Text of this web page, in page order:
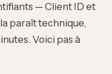
— Client ID et
paraît technique,
Voici pas à